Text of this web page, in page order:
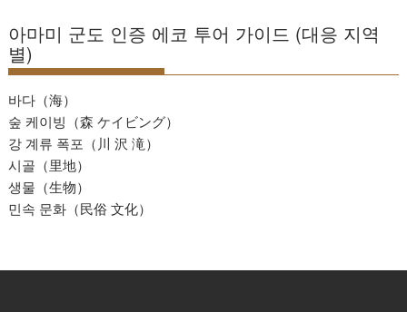
아마미 군도 인증 에코 투어 가이드 (대응 지역
별)
바다（海）
숲 케이빙（森 ケイビング）
강 계류 폭포（川 沢 滝）
시골（里地）
생물（生物）
민속 문화（民俗 文化）